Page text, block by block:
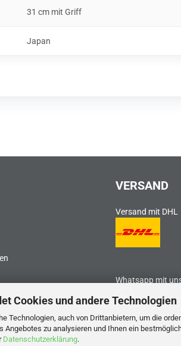
Cookies und andere Technologien
Technologien, auch von Drittanbietern, um die
Angebotes zu analysieren und Ihnen ein
Datenschutzerklärung.
31 cm mit Griff
Japan
VERSAND
Versand mit DHL
Whatsapp mit